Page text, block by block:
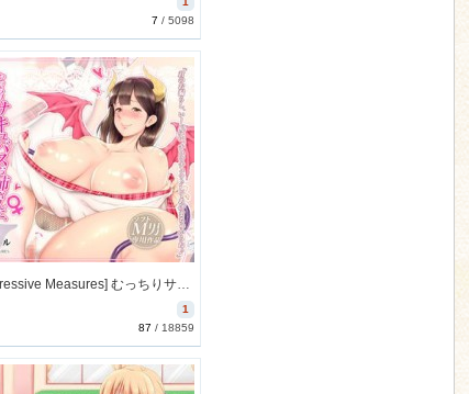
7 /5098
[170811][Aggressive Measures] むっちりサキュバスお姉さんに、甘ぁく責められて、 我慢も続かず、Hなダメダメ坊やにされちゃう音声♪ (Ver.2017-08-15) [450M] [RJ205150]
1
87 / 18859